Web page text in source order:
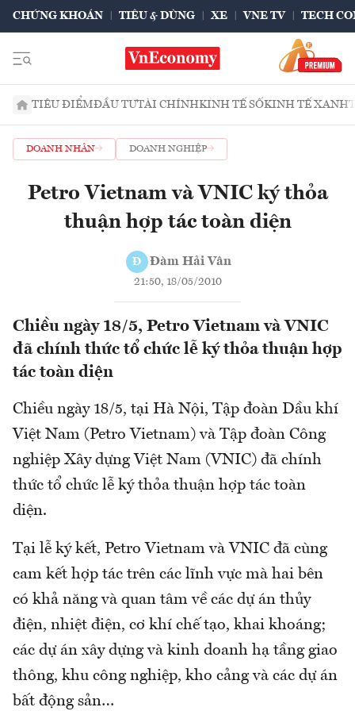
CHỨNG KHOÁN TIÊU & DÙNG XE VNE TV TECH
TIÊU ĐIỂMĐẦU TƯTÀI CHÍNHKINH TẾ SỐKINH TẾ XANH
DOANH NHÂN DOANH NGHIỆP
Petro Vietnam và VNIC ký thỏa
thuận hợp tác toàn diện
Đ Đàm Hải Vân
21:50, 18/05/2010
Chiều ngày 18/5, Petro Vietnam và VNIC
đã chính thức tổ chức lễ ký thỏa thuận hợp
tác toàn diện
Chiều ngày 18/5, tại Hà Nội, Tập đoàn Dầu khí
Việt Nam (Petro Vietnam) và Tập đoàn Công
nghiệp Xây dựng Việt Nam (VNIC) đã chính
thức tổ chức lễ ký thỏa thuận hợp tác toàn
diện.
Tại lễ ký kết, Petro Vietnam và VNIC đã cùng
cam kết hợp tác trên các lĩnh vực mà hai bên
có khả năng và quan tâm về các dự án thủy
điện, nhiệt điện, cơ khí chế tạo, khai khoáng;
các dự án xây dựng và kinh doanh hạ tầng giao
thông, khu công nghiệp, kho cảng và các dự án
bất động sản…